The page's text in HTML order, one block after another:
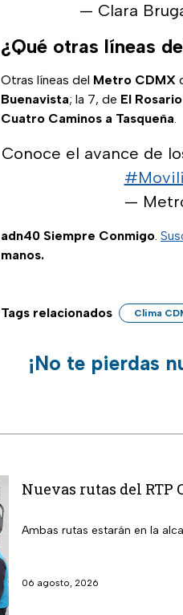
— Clara
¿Qué otras líneas
Otras líneas del Metro CDMX
Buenavista; la 7, de El
Cuatro Caminos a Tasqueña.
Conoce el avance de
—
adn40 Siempre Conmigo.
manos.
Tags relacionados Clima
¡No te pierdas
Nuevas rutas del RTP
Ambas rutas estarán en la
06 agosto, 2026